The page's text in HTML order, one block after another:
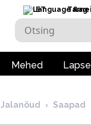
ET
Mehed
Jalanõud › Saapad